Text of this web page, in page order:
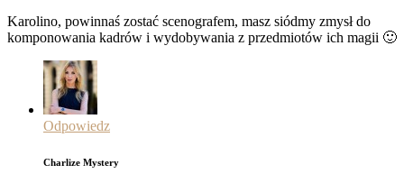
Karolino, powinnaś zostać scenografem, masz siódmy zmysł do
komponowania kadrów i wydobywania z przedmiotów ich magii 🙂
Odpowiedz
Charlize Mystery